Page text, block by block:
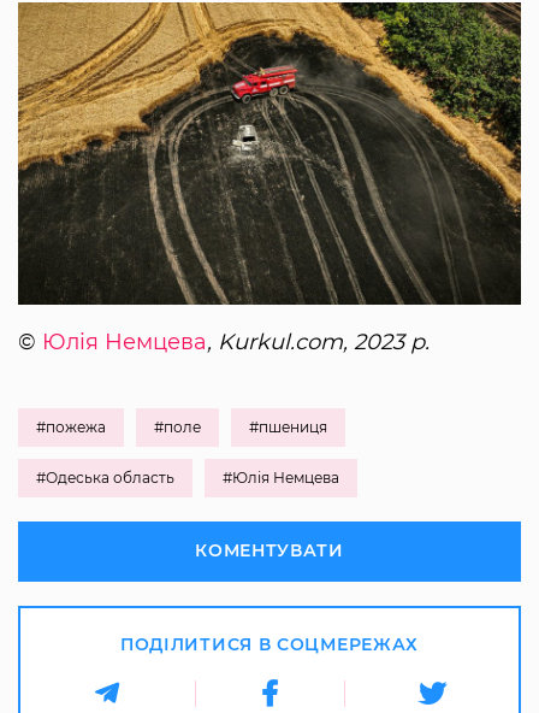
© Юлія Немцева, Kurkul.com, 2023 р.
#пожежа #поле #пшениця
#Одеська область #Юлія Немцева
КОМЕНТУВАТИ
ПОДІЛИТИСЯ В СОЦМЕРЕЖАХ